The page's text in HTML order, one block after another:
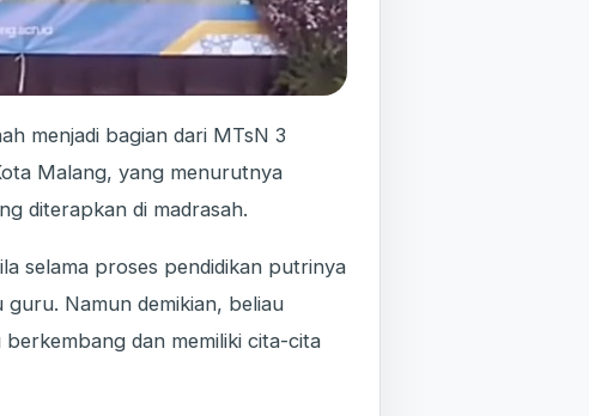
menjadi bagian dari MTsN 3
Malang, yang menurutnya
diterapkan di madrasah.
selama proses pendidikan putrinya
Namun demikian, beliau
dan memiliki cita-cita